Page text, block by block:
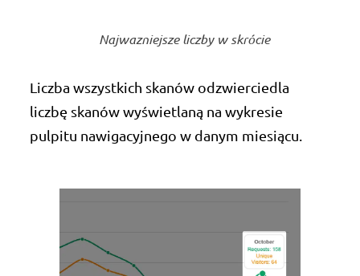
Najwazniejsze liczby w skrócie
Liczba wszystkich skanów odzwierciedla
liczbę skanów wyświetlaną na wykresie
pulpitu nawigacyjnego w danym miesiącu.